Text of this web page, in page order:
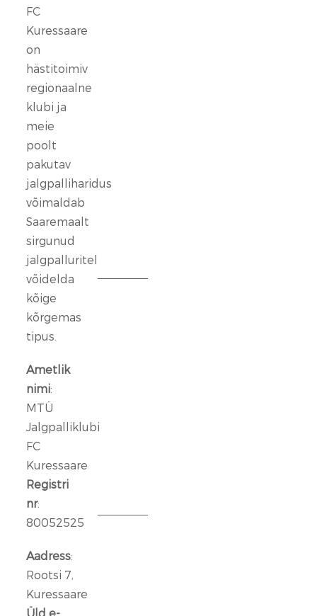
FC
Kuressaare
on
hästitoimiv
regionaalne
klubi ja
meie
poolt
pakutav
jalgpalliharidus
võimaldab
Saaremaalt
sirgunud
jalgpalluritel
võidelda
kõige
kõrgemas
tipus.
Ametlik
nimi:
MTÜ
Jalgpalliklubi
FC
Kuressaare
Registri
nr:
80052525
Aadress:
Rootsi 7,
Kuressaare
Üld e-